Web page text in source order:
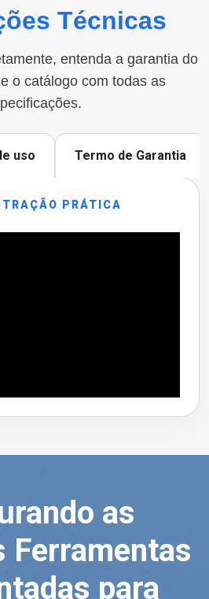
Técnicas
entenda a garantia do
o catálogo com todas as
uso Termo de Garantia
PRÁTICA
as
Ferramentas
para